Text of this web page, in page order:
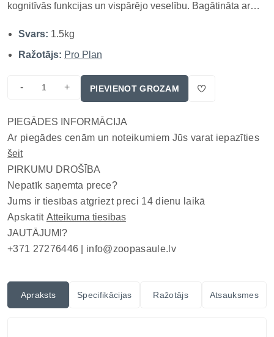
kognitīvās funkcijas un vispārējo veselību. Bagātināta ar
veicina kaķa vitalitāti un garīgo modrību, īpaši senioru
vecumā. Galve...
Svars: 1.5kg
Ražotājs: Pro Plan
- + PIEVIENOT GROZAM
PIEGĀDES INFORMĀCIJA
Ar piegādes cenām un noteikumiem Jūs varat iepazīties
šeit
PIRKUMU DROŠĪBA
Nepatīk saņemta prece?
Jums ir tiesības atgriezt preci 14 dienu laikā
Apskatīt Atteikuma tiesības
JAUTĀJUMI?
+371 27276446 | info@zoopasaule.lv
Apraksts Specifikācijas Ražotājs Atsauksmes